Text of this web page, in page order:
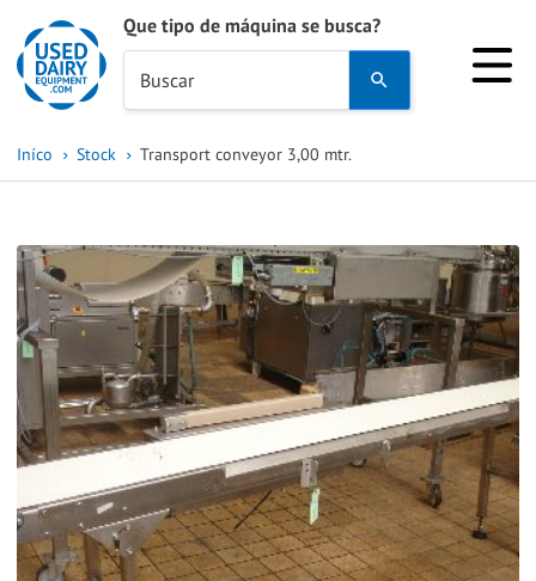
Que tipo de máquina se busca?
Buscar
and
to
select
result.
Press
to
go
to
the
Iníco Stock Transport conveyor 3,00 mtr.